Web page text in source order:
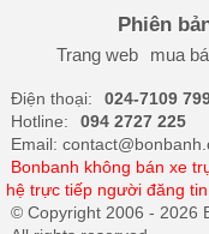
Phiên
Trang web mua
Điện thoại:
024-7109
Hotline:
094 2727 225
Email:
Bonbanh không bán xe
hệ trực tiếp người đăng tin.
© Copyright 2006 - 2026